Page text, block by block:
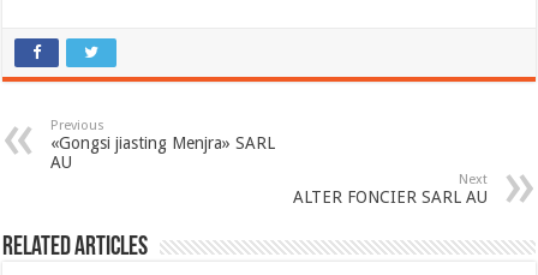
Previous
«Gongsi jiasting Menjra» SARL
AU
Next
ALTER FONCIER SARL AU
Related Articles